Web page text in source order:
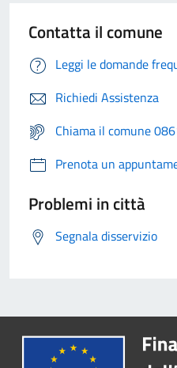
Contatta il comune
Leggi le domande
Richiedi Assistenza
Chiama il comune
Prenota un
Problemi in città
Segnala disservizio